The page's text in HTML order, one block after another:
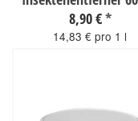
8,90 €*
14,83 € pro 1 l